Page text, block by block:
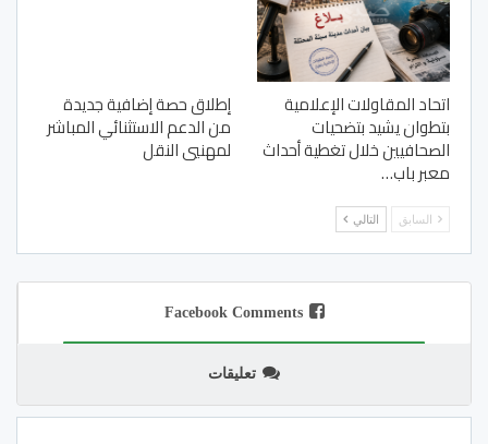
اتحاد المقاولات الإعلامية
بتطوان يشيد بتضحيات
الصحافيين خلال تغطية أحداث
معبر باب…
إطلاق حصة إضافية جديدة
من الدعم الاستثنائي المباشر
لمهنيي النقل
السابق التالي
Facebook Comments
تعليقات